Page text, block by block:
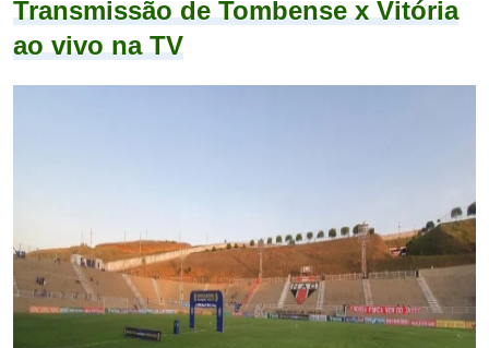
Transmissão de Tombense x Vitória
ao vivo na TV